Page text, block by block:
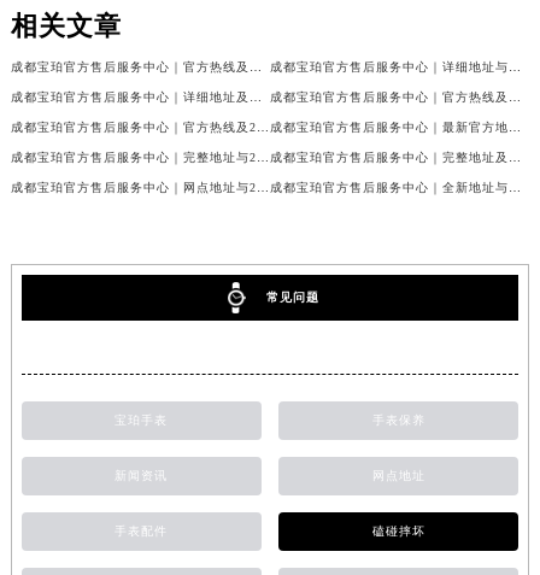
相关文章
常见问题
宝珀手表 手表保养
新闻资讯 网点地址
手表配件 磕碰摔坏